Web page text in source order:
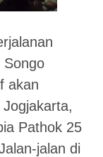
Songo
akan
Pathok 25
jalan di